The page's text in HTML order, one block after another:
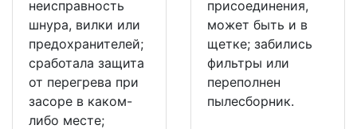
неисправность
шнура, вилки или
предохранителей;
сработала защита
от перегрева при
засоре в каком-
либо месте;
присоединения,
может быть и в
щетке; забились
фильтры или
переполнен
пылесборник.